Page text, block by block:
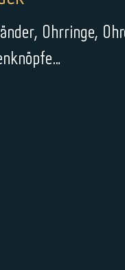
Ohrringe,